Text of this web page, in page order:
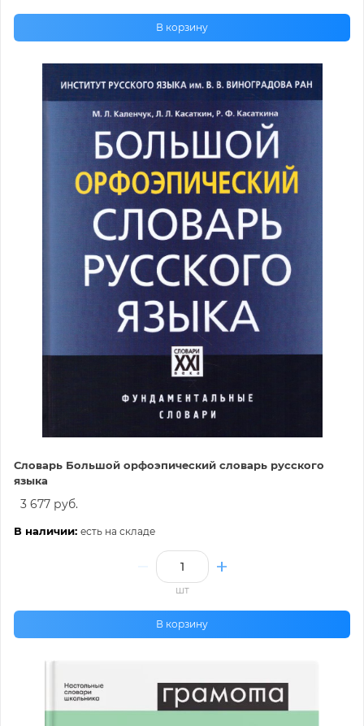
В корзину
Словарь Большой орфоэпический словарь русского
языка
3 677 руб.
В наличии: есть на складе
шт
В корзину